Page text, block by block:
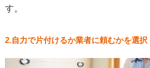
す。
2.自力で片付けるか業者に頼むかを選択